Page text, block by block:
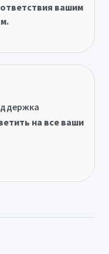
вашим
на все ваши